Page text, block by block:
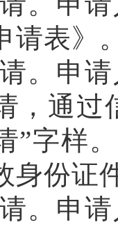
请表》
申请
，通过
”字样
身份证
申请